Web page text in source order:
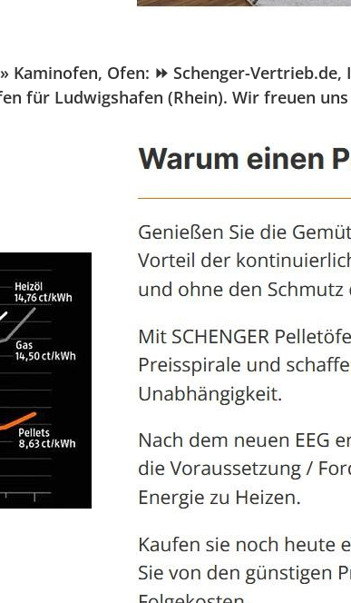
Kaminofen, Ofen: ⏩ Schenger-
für Ludwigshafen (Rhein). Wir freuen